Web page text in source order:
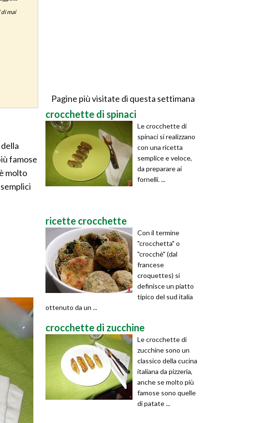
mai
famose
molto
Pagine più visitate di questa settimana
crocchette di spinaci
Le crocchette di
spinaci si realizzano
con una ricetta
semplice e veloce,
da preparare ai
fornelli. ...
ricette crocchette
Con il termine
"crocchetta" o
"crocchè" (dal
francese
croquettes) si
definisce un piatto
tipico del sud italia
ottenuto da un ...
crocchette di zucchine
Le crocchette di
zucchine sono un
classico della cucina
italiana da pizzeria,
anche se molto più
famose sono quelle
di patate ...